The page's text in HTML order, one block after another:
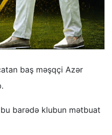
baş məşqçi Azər
barədə klubun mətbuat